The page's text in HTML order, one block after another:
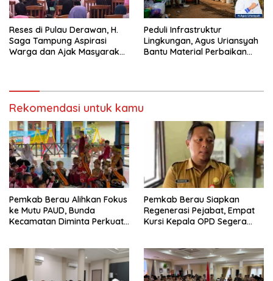
Reses di Pulau Derawan, H.
Saga Tampung Aspirasi
Warga dan Ajak Masyarakat
Peduli Infrastruktur
Lingkungan, Agus Uriansyah
Bantu Material Perbaikan
Rekomendasi untuk kamu
Pemkab Berau Alihkan Fokus
ke Mutu PAUD, Bunda
Kecamatan Diminta Perkuat
Pemkab Berau Siapkan
Regenerasi Pejabat, Empat
Kursi Kepala OPD Segera